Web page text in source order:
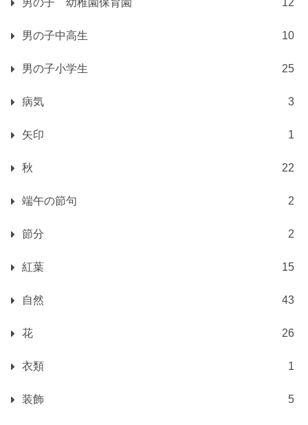
男の子中高生 10
男の子小学生 25
病気 3
矢印 1
秋 22
端午の節句 2
節分 2
紅葉 15
自然 43
花 26
衣類 1
装飾 5